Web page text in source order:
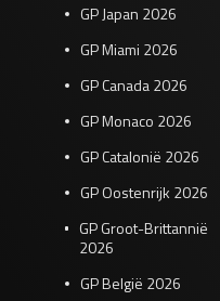
GP Japan 2026
GP Miami 2026
GP Canada 2026
GP Monaco 2026
GP Catalonië 2026
GP Oostenrijk 2026
GP Groot-Brittannië
2026
GP België 2026